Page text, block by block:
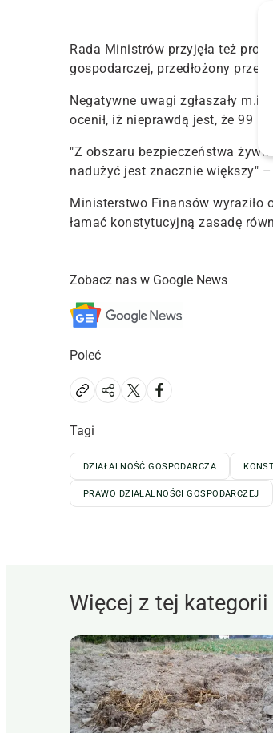
Rada Ministrów przyjęła też
gospodarczej, przedłożony
Negatywne uwagi zgłaszały
ocenił, iż nieprawdą jest, że 99
"Z obszaru bezpieczeństwa
nadużyć jest znacznie większy"
Ministerstwo Finansów wyraziło
łamać konstytucyjną zasadę
Zobacz nas w Google News
Poleć
Tagi
DZIAŁALNOŚĆ GOSPODARCZA
PRAWO DZIAŁALNOŚCI GOSPODARCZEJ
Więcej z tej kategorii